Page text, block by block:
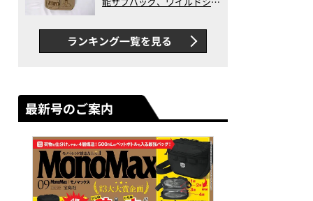
録…ほか【休日バッグの人気
記事ランキングベスト3】
（2026年6月版）
ランキング一覧を見る
最新号のご案内